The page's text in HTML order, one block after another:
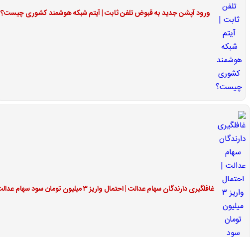
ورود آپشن جدید به قبوض تلفن ثابت | آیتم شبکه هوشمند کشوری چیست؟
غافلگیری دارندگان سهام عدالت | احتمال واریز ۳ میلیون تومان سود سهام عدالت